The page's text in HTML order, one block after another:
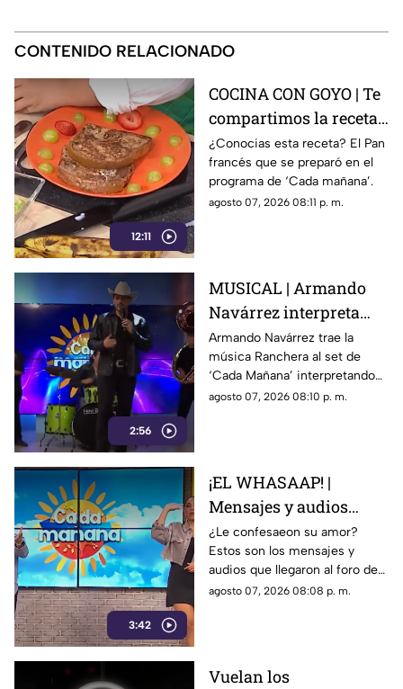
CONTENIDO RELACIONADO
12:11
COCINA CON GOYO | Te
compartimos la receta
de un delicioso pan
francés
¿Conocias esta receta? El Pan
francés que se preparó en el
programa de ‘Cada mañana’.
agosto 07, 2026 08:11 p. m.
2:56
MUSICAL | Armando
Navárrez interpreta
'Corazón en modo
Avión' EN VIVO
Armando Navárrez trae la
música Ranchera al set de
‘Cada Mañana’ interpretando
su canción ‘Corazón en modo
agosto 07, 2026 08:10 p. m.
3:42
¡EL WHASAAP! |
Mensajes y audios
llegaron al foro de
'Cada mañana'; parte 1
¿Le confesaeon su amor?
Estos son los mensajes y
audios que llegaron al foro de
‘Cada mañana’ estuvieron
agosto 07, 2026 08:08 p. m.
Vuelan los